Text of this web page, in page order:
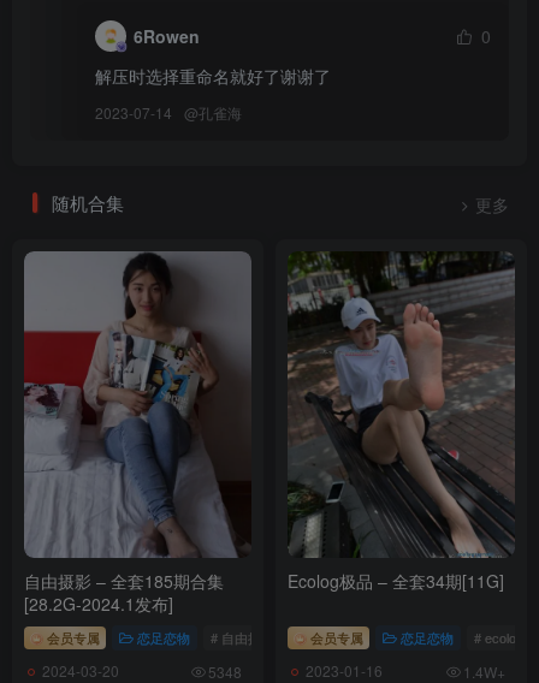
Nyako喵子 – NO.053 DOAほのか[156P+2V-1.3G]
Nyako喵子 – NO.052 少女の秘密部屋[162P+3V-898M]
Nyako喵子 – NO.051 夏の彼女[148P+3V-402.1M]
[12.23更3]
Nyako喵子 – NO.048 竞泳本-黑色透明[134P-704.5M]
Nyako喵子 – NO.047 竞泳本-粉色高叉[130P-586.6M]
Nyako喵子 – NO.046 自撮り11-情人节[53P-288M]
[12.20更1]
Nyako喵子 – NO.045 原神-甘雨OL魔 [79P-589MB]
Nyako喵子 – NO.044 原神-甘雨魅魔[76P-348.6M]
[12.3更1]
Nyako喵子 – NO.043 杀生院女仆 [40P-201MB]
6Rowen
0
解压时选择重命名就好了谢谢了
2023-07-14 @孔雀海
随机合集 更多
自由摄影 – 全套185期合集
[28.2G-2024.1发布]
会员专属 恋足恋物 # 自由摄影
2024-03-20 5348
Ecolog极品 – 全套34期[11G]
会员专属 恋足恋物 # ecolog
2023-01-16 1.4W+